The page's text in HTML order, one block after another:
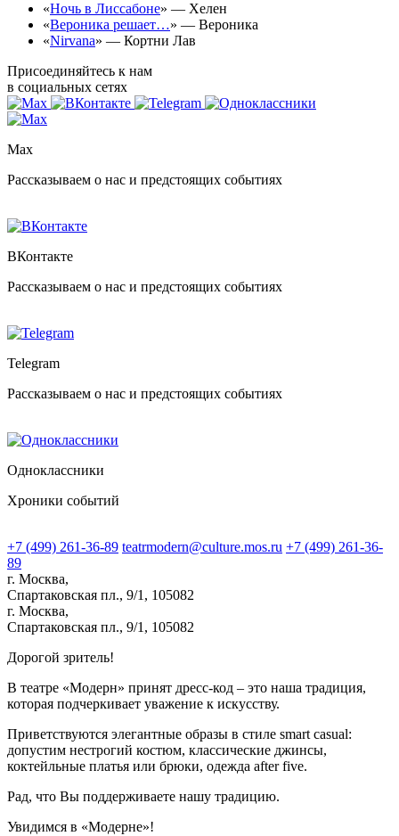
«Ночь в Лиссабоне» — Хелен
«Вероника решает…» — Вероника
«Nirvana» — Кортни Лав
Присоединяйтесь к нам
в социальных сетях
Max
Рассказываем о нас и предстоящих событиях
ВКонтакте
Рассказываем о нас и предстоящих событиях
Telegram
Рассказываем о нас и предстоящих событиях
Одноклассники
Хроники событий
+7 (499) 261-36-89 teatrmodern@culture.mos.ru +7 (499) 261-36-
89
г. Москва,
Спартаковская пл., 9/1, 105082
г. Москва,
Спартаковская пл., 9/1, 105082
Дорогой зритель!
В театре «Модерн» принят дресс-код – это наша традиция,
которая подчеркивает уважение к искусству.
Приветствуются элегантные образы в стиле smart casual:
допустим нестрогий костюм, классические джинсы,
коктейльные платья или брюки, одежда after five.
Рад, что Вы поддерживаете нашу традицию.
Увидимся в «Модерне»!